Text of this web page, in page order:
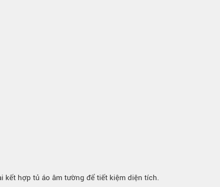
kết hợp tủ áo âm tường để tiết kiệm diện tích.